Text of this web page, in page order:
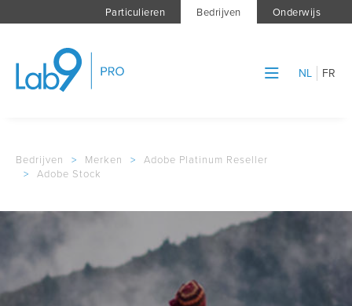
Particulieren Bedrijven Onderwijs
NL FR
Bedrijven > Merken > Adobe Platinum Reseller
> Adobe Stock